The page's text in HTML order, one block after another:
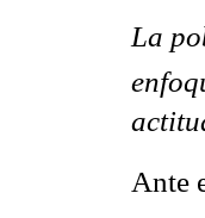
La
Ante